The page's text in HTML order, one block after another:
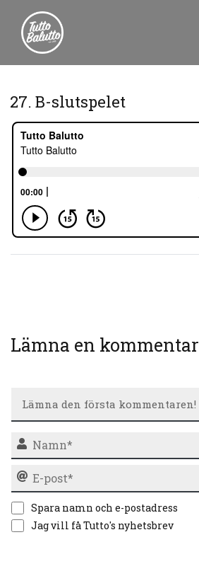
27. B-slutspelet
Lämna en kommentar
Spara namn och e-postadress
Jag vill få Tutto's nyhetsbrev